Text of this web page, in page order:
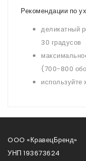
Рекомендации по
деликатный
30 градусов
(700-800
используйте
OOO «КравецБренд»
УНП 193673624